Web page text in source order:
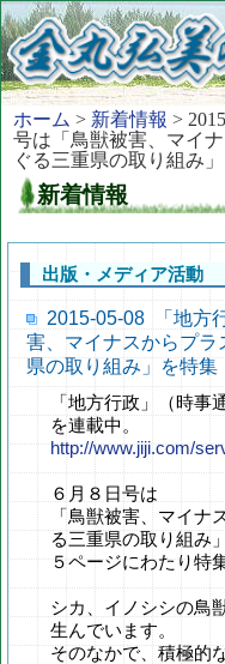
ホーム > 新着情報 >
号は「鳥獣被害、マイ
ぐる三重県の取り組み
新着情報
出版・メディア活動
2015-05-08 「地方
害、マイナスからプ
県の取り組み」を特集
「地方行政」（時事
を連載中。
http://www.jiji.com/
６月８日号は
「鳥獣被害、マイナ
る三重県の取り組み
５ページにわたり特
シカ、イノシシの鳥
生んでいます。
そのなかで、積極的